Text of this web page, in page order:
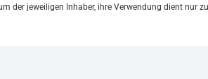
der jeweiligen Inhaber, ihre Verwendung dient nur